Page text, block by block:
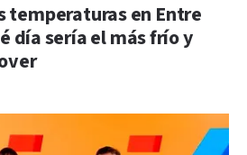
temperaturas en Entre
día sería el más frío y